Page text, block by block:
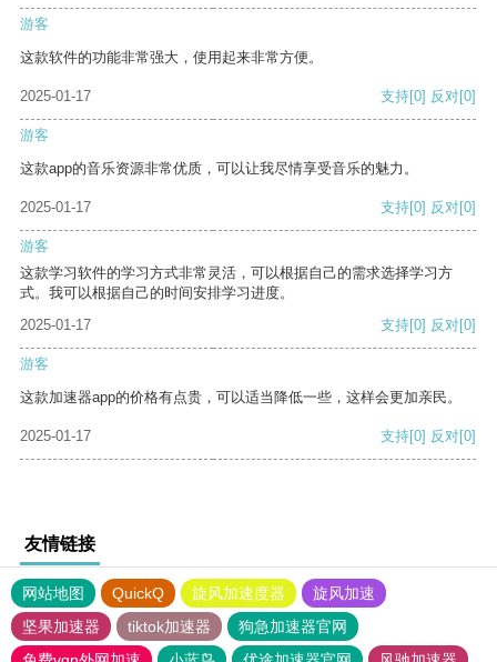
游客
这款软件的功能非常强大，使用起来非常方便。
2025-01-17 支持[0] 反对[0]
游客
这款app的音乐资源非常优质，可以让我尽情享受音乐的魅力。
2025-01-17 支持[0] 反对[0]
游客
这款学习软件的学习方式非常灵活，可以根据自己的需求选择学习方
式。我可以根据自己的时间安排学习进度。
2025-01-17
支持[0] 反对[0]
游客
这款加速器app的价格有点贵，可以适当降低一些，这样会更加亲民。
2025-01-17 支持[0] 反对[0]
友情链接
网站地图 QuickQ 旋风加速度器
旋风加速
坚果加速器
tiktok加速器
狗急加速器官网